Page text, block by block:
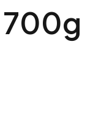
700g